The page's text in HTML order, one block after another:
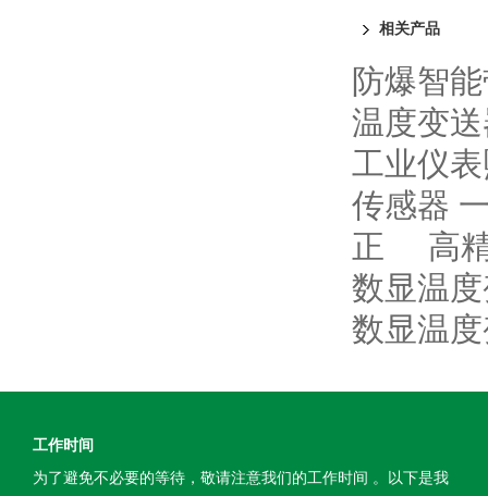
相关产品
防爆智
温度变
工业仪
传感器
正
高
数显温
数显温
工作时间
为了避免不必要的等待，敬请注意我们的工作时间 。以下是我